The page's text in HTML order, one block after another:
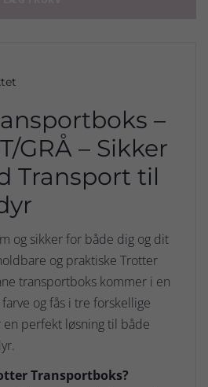
–
GRÅ – Sikker
Transport til
og sikker for både dig og dit
og praktiske Trotter
transportboks kommer i en
og fås i tre forskellige
en perfekt løsning til både
Transportboks?